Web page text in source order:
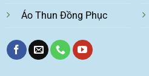
Áo Thun Đồng Phục